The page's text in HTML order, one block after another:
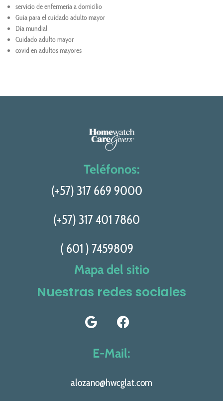
servicio de enfermeria a domicilio
Guia para el cuidado adulto mayor
Día mundial
Cuidado adulto mayor
covid en adultos mayores
Teléfonos:
(+57) 317 669 9000
(+57) 317 401 7860
( 601 ) 7459809
Mapa del sitio
Nuestras redes sociales
E-Mail:
alozano@hwcglat.com